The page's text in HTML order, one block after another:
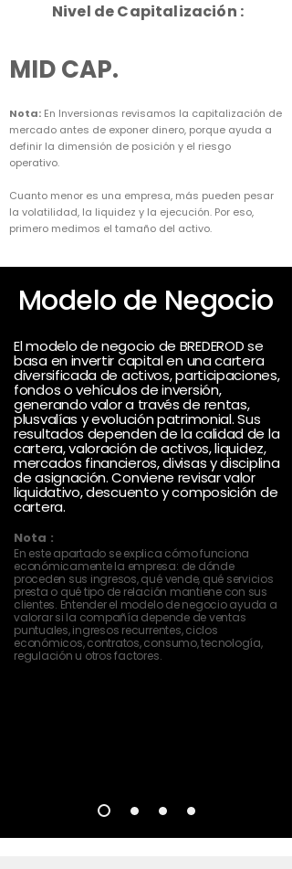
Nivel de Capitalización :
MID CAP.
Nota: En Inversionas revisamos la capitalización de
mercado antes de exponer dinero, porque ayuda a
definir la dimensión de posición y el riesgo
operativo.
Cuanto menor es una empresa, más pueden pesar
la volatilidad, la liquidez y la ejecución. Por eso,
primero medimos el tamaño del activo.
Modelo de Negocio
El modelo de negocio de BREDEROD se
basa en invertir capital en una cartera
diversificada de activos, participaciones,
fondos o vehículos de inversión,
generando valor a través de rentas,
plusvalías y evolución patrimonial. Sus
resultados dependen de la calidad de la
cartera, valoración de activos, liquidez,
mercados financieros, divisas y disciplina
de asignación. Conviene revisar valor
liquidativo, descuento y composición de
cartera.
Nota :
En este apartado se explica cómo funciona
económicamente la empresa: de dónde
proceden sus ingresos, qué vende, qué servicios
presta o qué tipo de relación mantiene con sus
clientes. Entender el modelo de negocio ayuda a
valorar si la compañía depende de ventas
puntuales, ingresos recurrentes, ciclos
económicos, contratos, consumo, tecnología,
regulación u otros factores.